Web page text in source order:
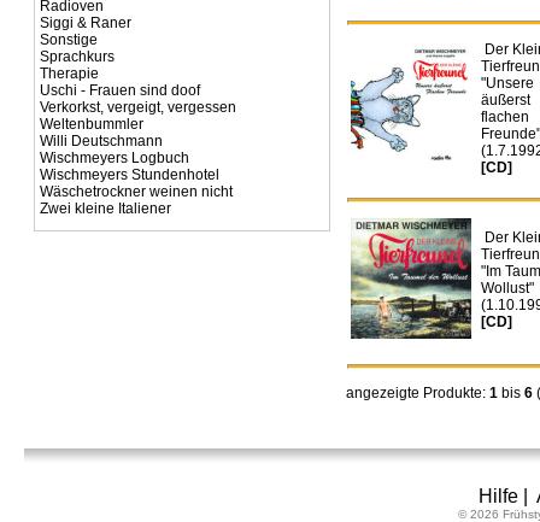
Radioven
Siggi & Raner
Sonstige
Sprachkurs
Therapie
Uschi - Frauen sind doof
Verkorkst, vergeigt, vergessen
Weltenbummler
Willi Deutschmann
Wischmeyers Logbuch
Wischmeyers Stundenhotel
Wäschetrockner weinen nicht
Zwei kleine Italiener
Der
"Unsere
äußerst
flachen
Freunde"
[CD]
Der
"Im
Wollust"
[CD]
angezeigte Produkte: 1bis 6
Hilfe|
© 2026